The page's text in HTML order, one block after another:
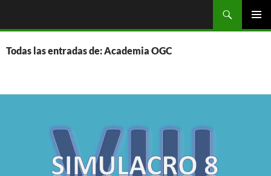
contenido
MENÚ
Todas las entradas de: Academia OGC